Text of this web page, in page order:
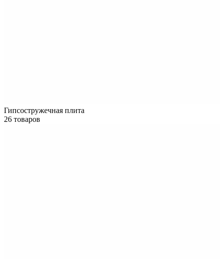
Гипсостружечная плита
26 товаров